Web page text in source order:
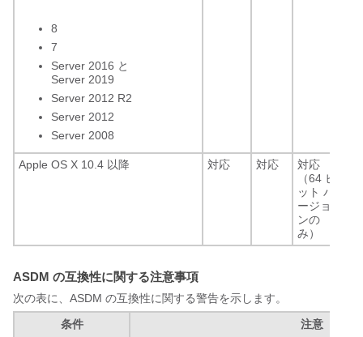
8
7
Server 2016 と
Server 2019
Server 2012 R2
Server 2012
Server 2008
Apple OS X 10.4 以降 対応 対応
対応
（64 ビ
ット バ
ージョ
ンの
み）
ASDM の互換性に関する注意事項
次の表に、ASDM の互換性に関する警告を示します。
条件
注意